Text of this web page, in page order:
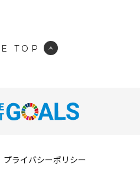
TOP
プライバシーポリシー